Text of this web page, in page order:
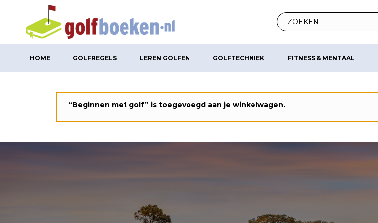
HOME GOLFREGELS LEREN GOLFEN GOLFTECHNIEK FITNESS & MENTAAL
“Beginnen met golf” is toegevoegd aan je winkelwagen.